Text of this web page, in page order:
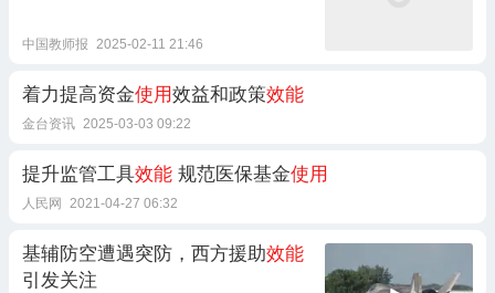
中国教师报 2025-02-11 21:46
着力提高资金使用效益和政策效能
金台资讯 2025-03-03 09:22
提升监管工具效能 规范医保基金使用
人民网 2021-04-27 06:32
基辅防空遭遇突防，西方援助效能
引发关注